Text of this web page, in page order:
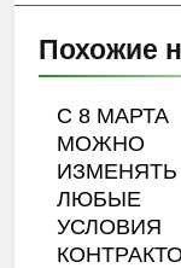
Похожие
С 8 МАРТА
МОЖНО
ИЗМЕНЯТЬ
ЛЮБЫЕ
УСЛОВИЯ